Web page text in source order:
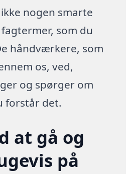
nogen smarte
som du
håndværkere, som
os, ved,
og spørger om
forstår det.
at gå og
på